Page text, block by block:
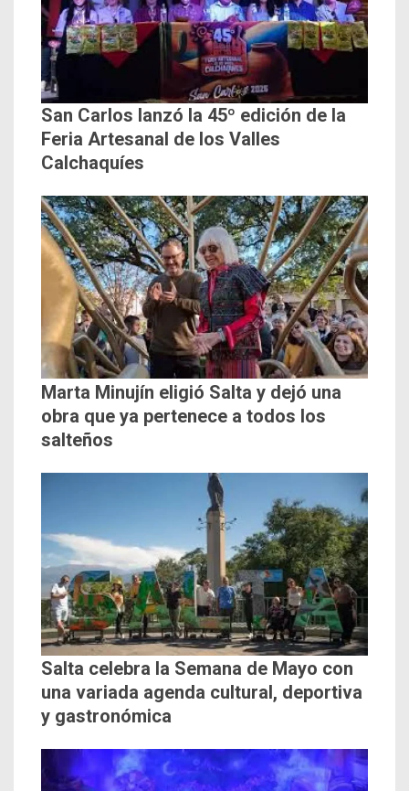
San Carlos lanzó la 45º edición de la
Feria Artesanal de los Valles
Calchaquíes
Marta Minujín eligió Salta y dejó una
obra que ya pertenece a todos los
salteños
Salta celebra la Semana de Mayo con
una variada agenda cultural, deportiva
y gastronómica